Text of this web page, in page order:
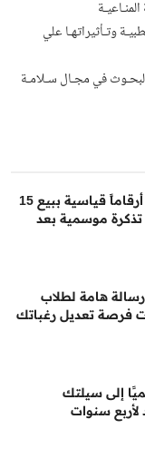
وتـأثيراتهـا علي
في مجـال سـلامـة
طرابزون سبور يحقق أرقاماً قياسية ببيع 15
و17 ألف تذكرة موسمية بعد
هامة لطلاب
فرصة تعديل رغباتك
إلى سيلتك
لأربع سنوات